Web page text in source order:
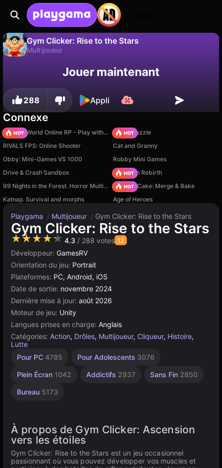
Gym Clicker: Rise to the Stars
Multijoueur
progression !
Non Enregistrer
Jouer maintenant
288 Appli
Connexe
Sprunki World Online RP - Play with Friends!
Arrow Puzzle
RIVALS FPS: Online Shooter
Cat and Granny
Obby: Mini-Games VS 1000
Robby Mini Games
Drive & Crash Sandbox
Stickman Rebirth
99 Nights in the Forest. Horror Multiplayer
Piece of Cake: Merge & Bake
Katnap. Survival and morphs
Age of Heroes
Playgama / Multijoueur / Gym Clicker: Rise to the Stars
Gym Clicker: Rise to the Stars
★★★★★ 4.3 / 288 votes 12
Développeur: GamesRV
Orientation du jeu: Portrait
Plateformes: PC, Android, iOS
Date de sortie: novembre 2024
Dernière mise à jour: août 2026
Moteur de jeu: Unity
Langues prises en charge: Anglais
Catégories: Action, Drôles, Multijoueur, Cliqueur, Histoire,
Lutte
Pour PC 4785 Pour Adolescents 3076
Plein Écran 1042 Addictifs 2937 Sans Fin 2850
Bureau 5173
À 1
4131
Incrémentaux
Haute
3572
Pour
1480
Navigateur
Unity
ligne
À propos de Gym Clicker: Ascension
vers les étoiles
Gym Clicker: Rise to the Stars est un jeu occasionnel
passionnant où vous pouvez développer vos muscles et